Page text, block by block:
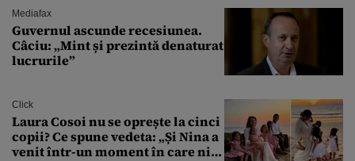
Mediafax
Guvernul ascunde recesiunea.
Câciu: „Mint și prezintă denaturat
lucrurile”
Click
Laura Cosoi nu se oprește la cinci
copii? Ce spune vedeta: „Și Nina a
venit într-un moment în care nici